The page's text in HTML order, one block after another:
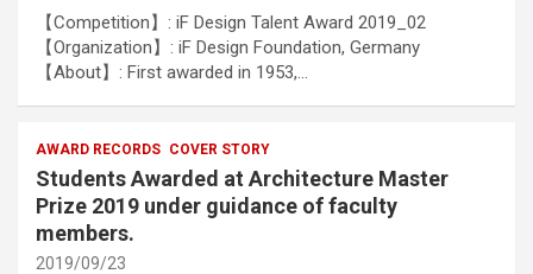
【Competition】: iF Design Talent Award 2019_02
【Organization】: iF Design Foundation, Germany
【About】: First awarded in 1953,…
AWARD RECORDS COVER STORY
Students Awarded at Architecture Master
Prize 2019 under guidance of faculty
members.
2019/09/23